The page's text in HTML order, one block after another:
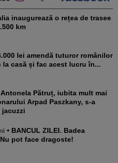
km
la casă și fac acest lucru în...
Arpad Paszkany, s-a
• BANCUL ZILEI. Badea
pot face dragoste!